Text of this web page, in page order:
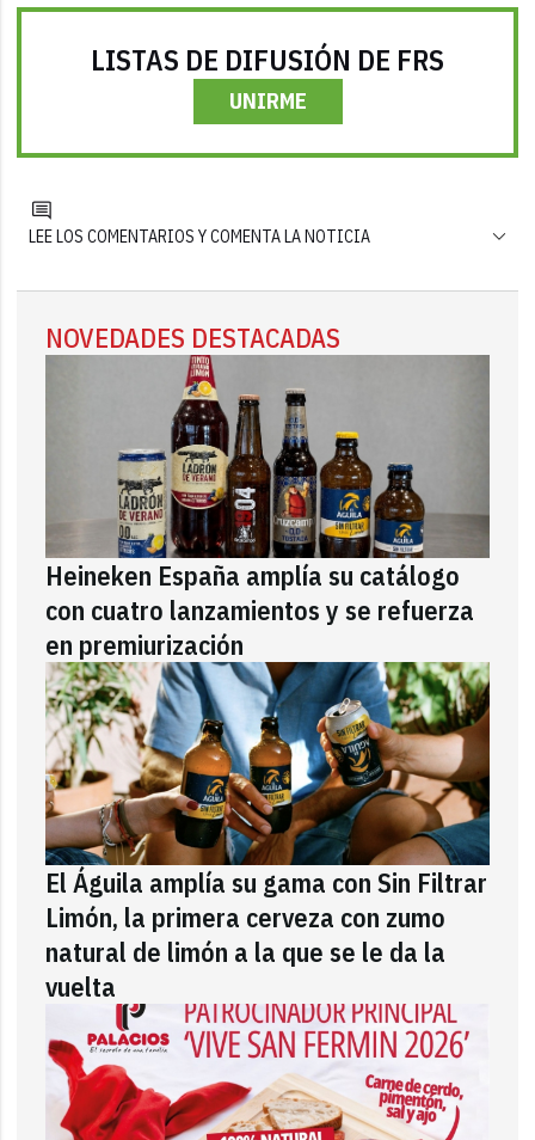
LISTAS DE DIFUSIÓN DE FRS
UNIRME
LEE LOS COMENTARIOS Y COMENTA LA NOTICIA
NOVEDADES DESTACADAS
Heineken España amplía su catálogo
con cuatro lanzamientos y se refuerza
en premiurización
El Águila amplía su gama con Sin Filtrar
Limón, la primera cerveza con zumo
natural de limón a la que se le da la
vuelta